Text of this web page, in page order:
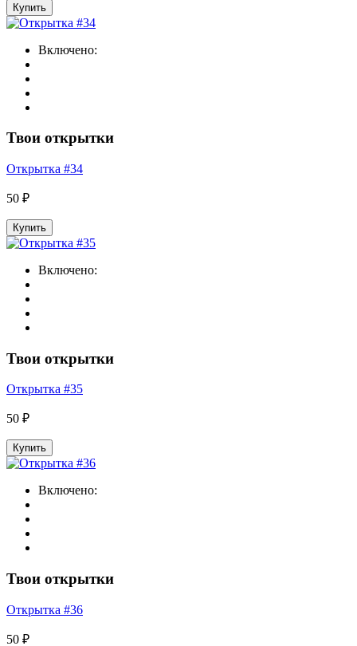
Купить
Включено:
Твои открытки
Открытка #34
50 ₽
Купить
Включено:
Твои открытки
Открытка #35
50 ₽
Купить
Включено:
Твои открытки
Открытка #36
50 ₽